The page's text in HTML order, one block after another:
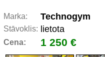
Marka: Technogym
Stāvoklis: lietota
Cena: 1 250 €